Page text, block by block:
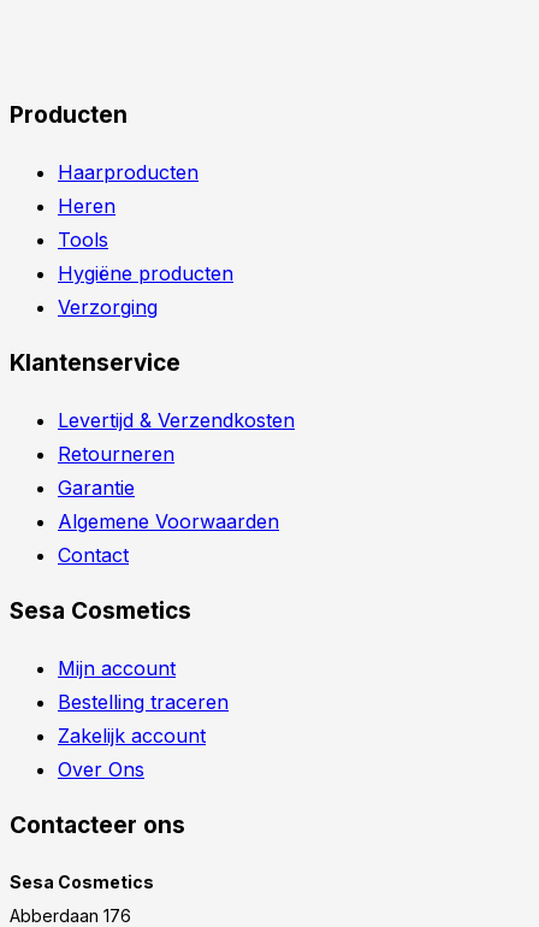
Producten
Haarproducten
Heren
Tools
Hygiëne producten
Verzorging
Klantenservice
Levertijd & Verzendkosten
Retourneren
Garantie
Algemene Voorwaarden
Contact
Sesa Cosmetics
Mijn account
Bestelling traceren
Zakelijk account
Over Ons
Contacteer ons
Sesa Cosmetics
Abberdaan 176